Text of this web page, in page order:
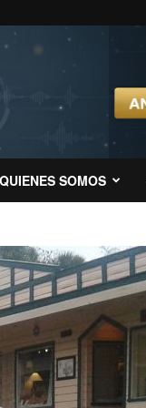
QUIENES SOMOS